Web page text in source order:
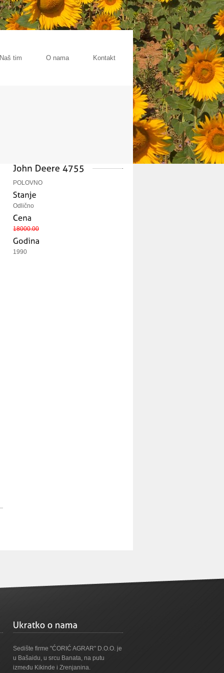
Naš tim O nama Kontakt
POLOVNO
Odlično
18000.00
1990
Sedište firme "ĆORIĆ AGRAR" D.O.O. je
u Bašaidu, u srcu Banata, na putu
između Kikinde i Zrenjanina.